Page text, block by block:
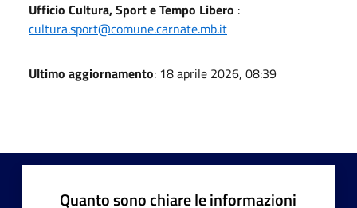
Ufficio Cultura, Sport e Tempo Libero :
cultura.sport@comune.carnate.mb.it
Ultimo aggiornamento: 18 aprile 2026, 08:39
Quanto sono chiare le informazioni